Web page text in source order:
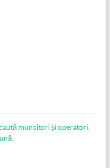
muncitori și operatori.